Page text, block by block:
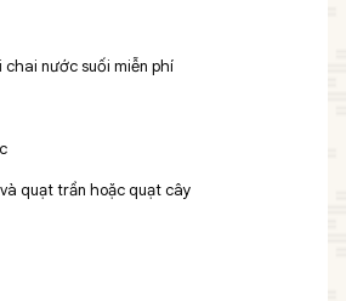
chai nước suối miễn phí
quạt trần hoặc quạt cây